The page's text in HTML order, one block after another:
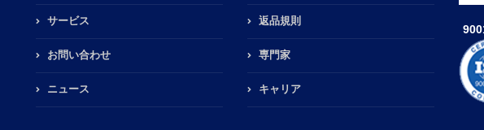
サービス
お問い合わせ
ニュース
返品規則
専門家
キャリア